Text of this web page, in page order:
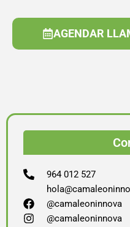
AGENDAR
964 012 527
@camaleoninnova
@camaleoninnova